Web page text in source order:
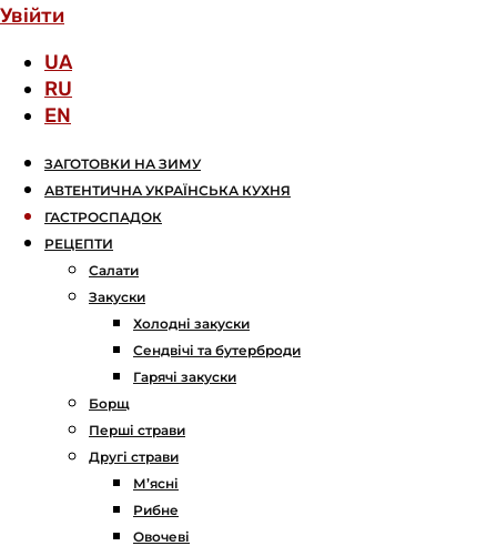
Увійти
UA
RU
EN
ЗАГОТОВКИ НА ЗИМУ
АВТЕНТИЧНА УКРАЇНСЬКА КУХНЯ
ГАСТРОСПАДОК
РЕЦЕПТИ
Салати
Закуски
Холодні закуски
Сендвічі та бутерброди
Гарячі закуски
Борщ
Перші страви
Другі страви
М’ясні
Рибне
Овочеві